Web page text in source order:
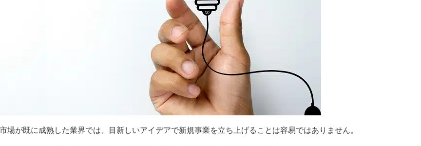
市場が既に成熟した業界では、目新しいアイデアで新規事業を立ち上げることは容易ではありません。